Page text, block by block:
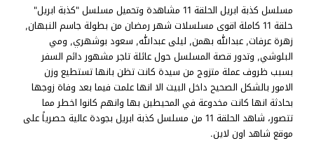
مسلسل كذبة ابريل الحلقة 11 مشاهدة وتحميل مسلسل "كذبة ابريل"
حلقة 11 كاملة اقوى مسلسلات شهر رمضان من بطولة جاسم النبهان,
زهرة عرفات, عبدالله بهمن, ليلى عبدالله, سعود بوشهري, ومي
البلوشي, وتدور قصة المسلسل حول عائلة تاجر مشهور دائم السفر
بسبب ظروف عملة متزوج من سيدة كانت تظن بانها تستطيع وزن
الامور بالشكل الصحيح داخل البيت الا انها علمت فيما بعد وفاة زوجها
بحادثة انها كانت مخدوعة في المحيطين بها وانهم كانوا اخطر مما
تتصور، شاهد الحلقة 11 من مسلسل كذبة ابريل بجودة عالية حصرياً على
موقع شاهد اون لاين.